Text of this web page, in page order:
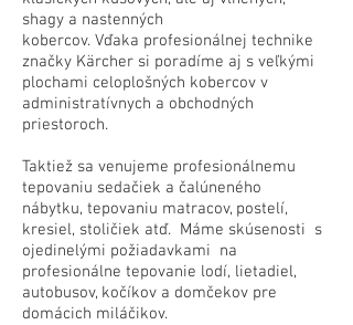
shagy a nastenných
kobercov. Vďaka profesionálnej technike
značky Kärcher si poradíme aj s veľkými
plochami celoplošných kobercov v
administratívnych a obchodných
priestoroch.
Taktiež sa venujeme profesionálnemu
tepovaniu sedačiek a čalúneného
nábytku, tepovaniu matracov, postelí,
kresiel, stoličiek atď. Máme skúsenosti s
ojedinelými požiadavkami na
profesionálne tepovanie lodí, lietadiel,
autobusov, kočíkov a domčekov pre
domácich miláčikov.